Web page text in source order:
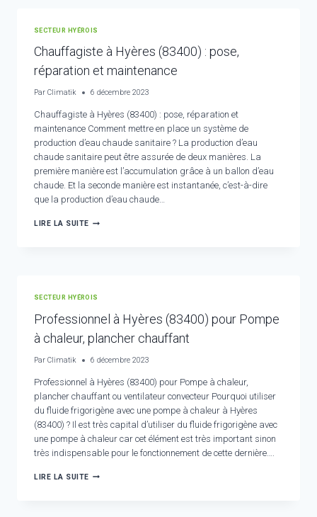
SECTEUR HYÉROIS
Chauffagiste à Hyères (83400) : pose,
réparation et maintenance
Par Climatik 6 décembre 2023
Chauffagiste à Hyères (83400) : pose, réparation et
maintenance Comment mettre en place un système de
production d’eau chaude sanitaire ? La production d’eau
chaude sanitaire peut être assurée de deux manières. La
première manière est l’accumulation grâce à un ballon d’eau
chaude. Et la seconde manière est instantanée, c’est-à-dire
que la production d’eau chaude…
LIRE LA SUITECHAUFFAGISTE
ET
SECTEUR HYÉROIS
Professionnel à Hyères (83400) pour Pompe
à chaleur, plancher chauffant
Par Climatik 6 décembre 2023
Professionnel à Hyères (83400) pour Pompe à chaleur,
plancher chauffant ou ventilateur convecteur Pourquoi utiliser
du fluide frigorigène avec une pompe à chaleur à Hyères
(83400) ? Il est très capital d’utiliser du fluide frigorigène avec
une pompe à chaleur car cet élément est très important sinon
très indispensable pour le fonctionnement de cette dernière….
LIRE LA SUITEPROFESSIONNEL